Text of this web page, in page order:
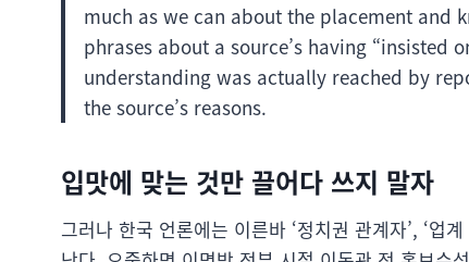
much as we can about the placement and
phrases about a source’s having
understanding was actually reached by
the source’s reasons.
입맛에 맞는 것만 끌어다 쓰지 말자
그러나 한국 언론에는 이른바 ‘정치권 관계자’, ‘업